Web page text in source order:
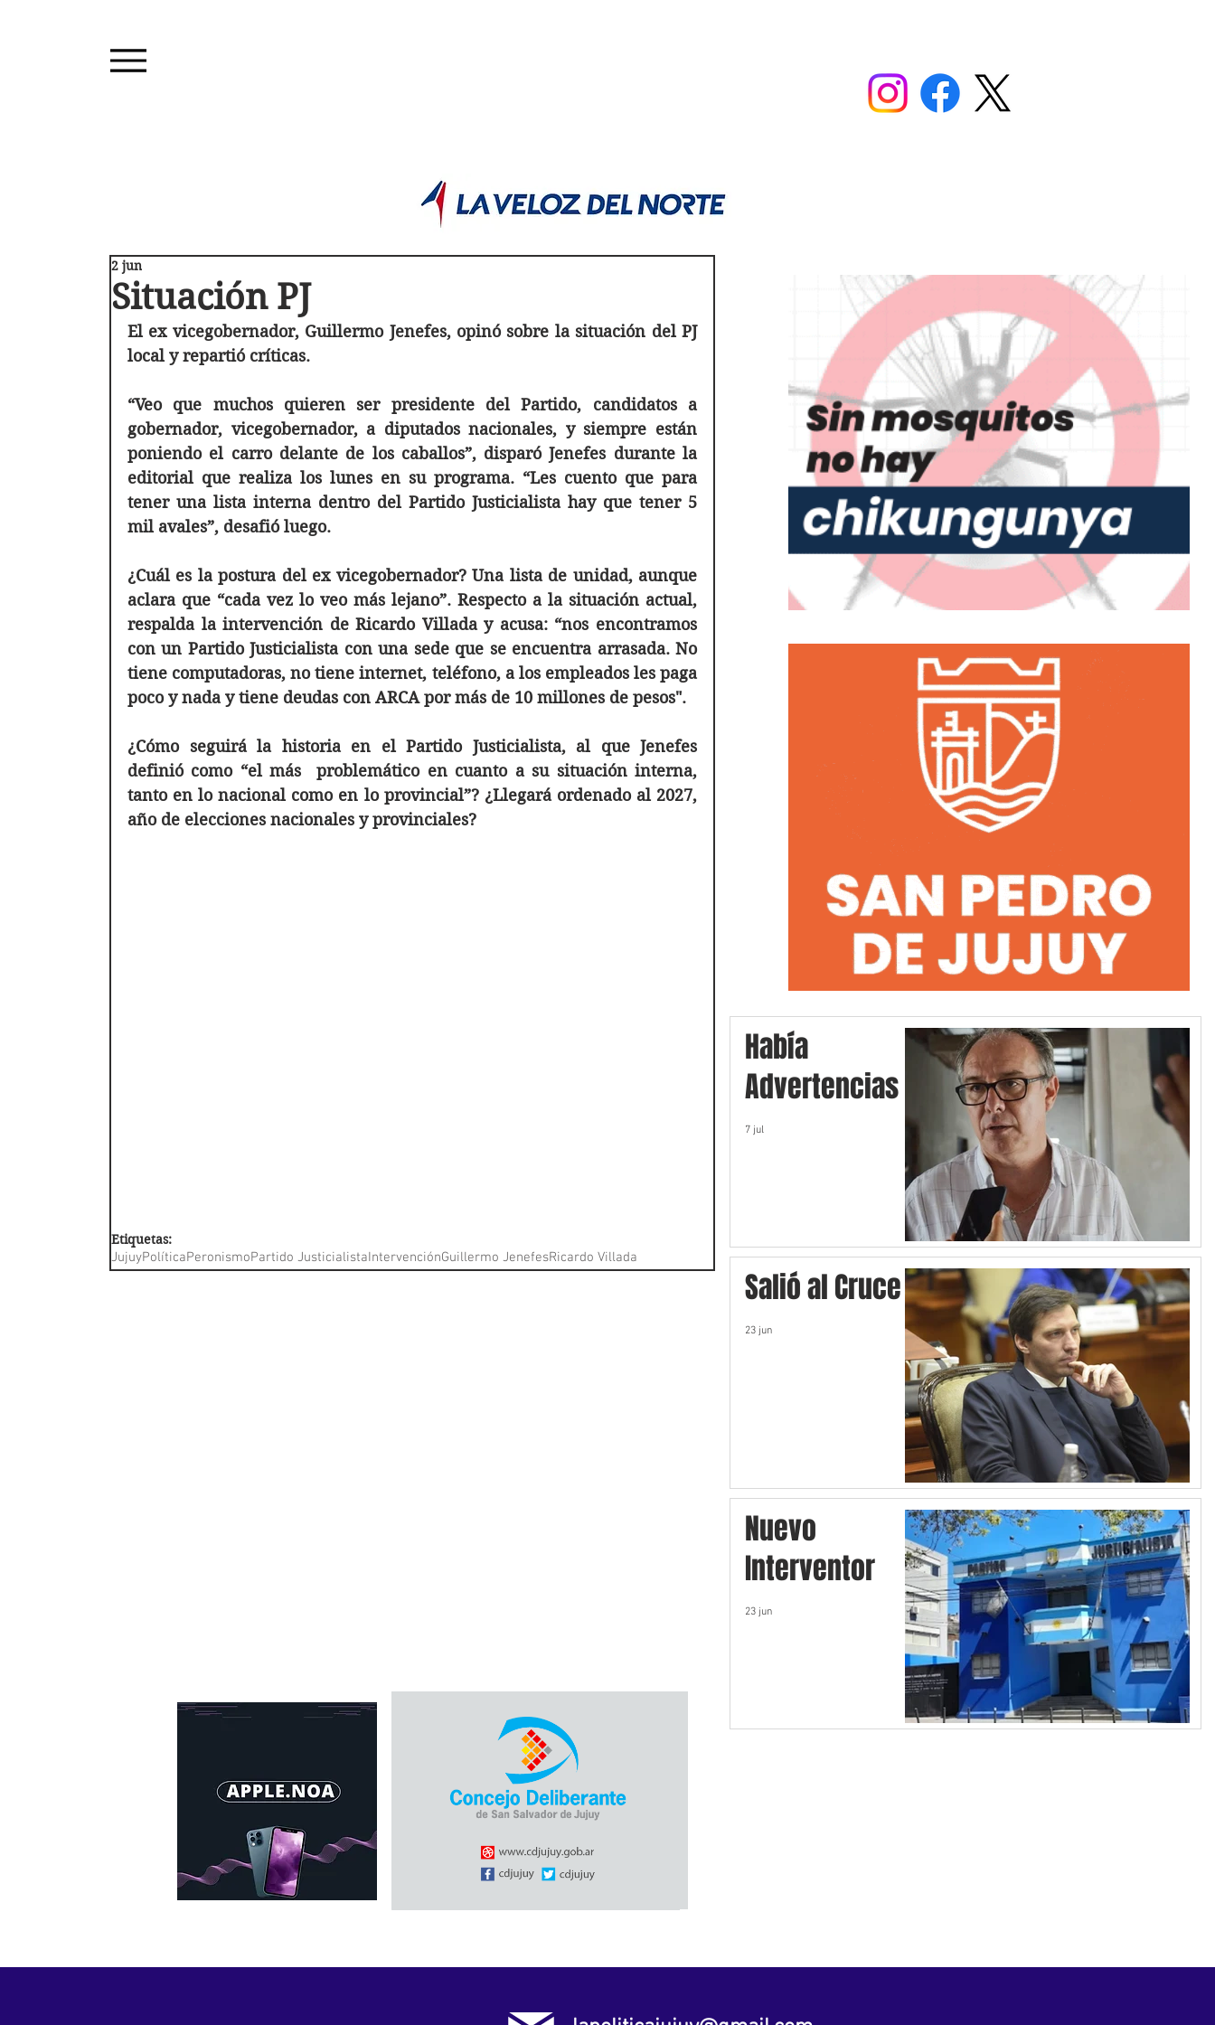
Situación PJ
2 jun
El ex vicegobernador, Guillermo Jenefes, opinó sobre la situación del PJ
local y repartió críticas.
“Veo que muchos quieren ser presidente del Partido, candidatos a
gobernador, vicegobernador, a diputados nacionales, y siempre están
poniendo el carro delante de los caballos”, disparó Jenefes durante la
editorial que realiza los lunes en su programa. “Les cuento que para
tener una lista interna dentro del Partido Justicialista hay que tener 5
mil avales”, desafió luego.
¿Cuál es la postura del ex vicegobernador? Una lista de unidad, aunque
aclara que “cada vez lo veo más lejano”. Respecto a la situación actual,
respalda la intervención de Ricardo Villada y acusa: “nos encontramos
con un Partido Justicialista con una sede que se encuentra arrasada. No
tiene computadoras, no tiene internet, teléfono, a los empleados les paga
poco y nada y tiene deudas con ARCA por más de 10 millones de pesos".
¿Cómo seguirá la historia en el Partido Justicialista, al que Jenefes
definió como “el más  problemático en cuanto a su situación interna,
tanto en lo nacional como en lo provincial”? ¿Llegará ordenado al 2027,
año de elecciones nacionales y provinciales?
Etiquetas:
JujuyPolíticaPeronismoPartido JusticialistaIntervenciónGuillermo JenefesRicardo Villada
Había
Advertencias
7 jul
Salió al Cruce
23 jun
Nuevo
Interventor
23 jun